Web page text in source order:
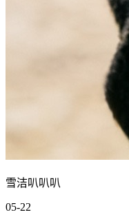
雪洁叭叭叭
05-22